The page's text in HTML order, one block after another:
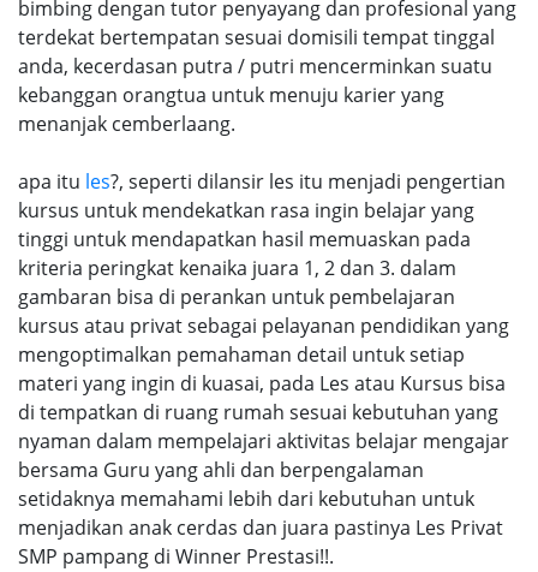
bimbing dengan tutor penyayang dan profesional yang
terdekat bertempatan sesuai domisili tempat tinggal
anda, kecerdasan putra / putri mencerminkan suatu
kebanggan orangtua untuk menuju karier yang
menanjak cemberlaang.
apa itu les?, seperti dilansir les itu menjadi pengertian
kursus untuk mendekatkan rasa ingin belajar yang
tinggi untuk mendapatkan hasil memuaskan pada
kriteria peringkat kenaika juara 1, 2 dan 3. dalam
gambaran bisa di perankan untuk pembelajaran
kursus atau privat sebagai pelayanan pendidikan yang
mengoptimalkan pemahaman detail untuk setiap
materi yang ingin di kuasai, pada Les atau Kursus bisa
di tempatkan di ruang rumah sesuai kebutuhan yang
nyaman dalam mempelajari aktivitas belajar mengajar
bersama Guru yang ahli dan berpengalaman
setidaknya memahami lebih dari kebutuhan untuk
menjadikan anak cerdas dan juara pastinya Les Privat
SMP pampang di Winner Prestasi!!.